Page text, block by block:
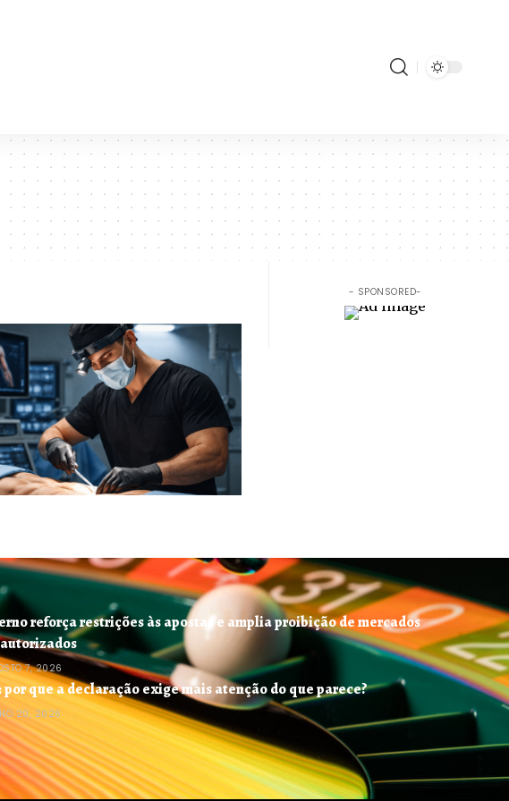
- SPONSORED-
reforça restrições às apostas e amplia proibição de mercados
7, 2026
por que a declaração exige mais atenção do que parece?
20, 2026